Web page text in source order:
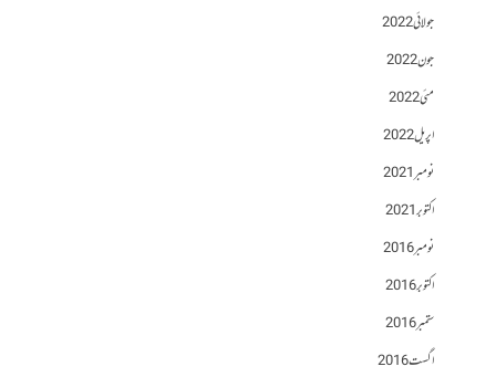
جولائی 2022
جون 2022
مئی 2022
اپریل 2022
نومبر 2021
اکتوبر 2021
نومبر 2016
اکتوبر 2016
ستمبر 2016
اگست 2016